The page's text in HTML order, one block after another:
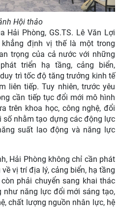
Hội thảo
Hải Phòng, GS.TS. Lê Văn Lợi
định vị thế là một trong
trọng của cả nước với những
triển hạ tầng, cảng biển,
trì tốc độ tăng trưởng kinh tế
liên tiếp. Tuy nhiên, trước yêu
cần tiếp tục đổi mới mô hình
trên khoa học, công nghệ, đổi
số nhằm tạo dựng các động lực
suất lao động và năng lực
Hải Phòng không chỉ cần phát
vị trí địa lý, cảng biển, hạ tầng
phải chuyển sang khai thác
như năng lực đổi mới sáng tạo,
chất lượng nguồn nhân lực, hệ